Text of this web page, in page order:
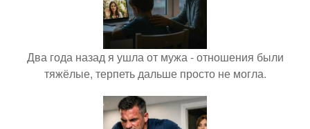
Два года назад я ушла от мужа - отношения были
тяжёлые, терпеть дальше просто не могла.